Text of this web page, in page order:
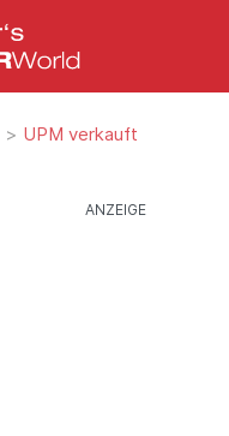
> UPM verkauft